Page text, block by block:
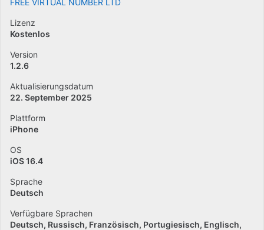
FREE VIRTUAL NUMBER LTD
Lizenz
Kostenlos
Version
1.2.6
Aktualisierungsdatum
22. September 2025
Plattform
iPhone
OS
iOS 16.4
Sprache
Deutsch
Verfügbare Sprachen
Deutsch Russisch Französisch Portugiesisch Englisch